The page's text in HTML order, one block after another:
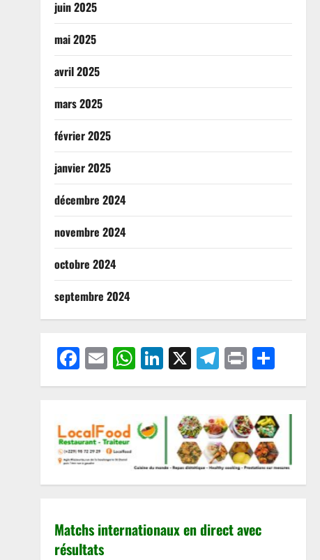
juin 2025
mai 2025
avril 2025
mars 2025
février 2025
janvier 2025
décembre 2024
novembre 2024
octobre 2024
septembre 2024
Facebook
EmailWhatsApp
LinkedIn
X Telegram
Print
Matchs internationaux en direct avec
résultats